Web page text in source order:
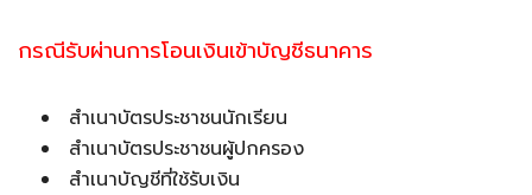
กรณีรับผ่านการโอนเงินเข้าบัญชีธนาคาร
สำเนาบัตรประชาชนนักเรียน
สำเนาบัตรประชาชนผู้ปกครอง
สำเนาบัญชีที่ใช้รับเงิน